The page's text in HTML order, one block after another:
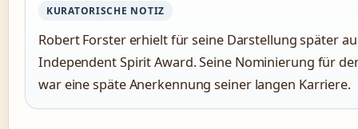
KURATORISCHE NOTIZ
Robert Forster erhielt für seine Darstellung später
Independent Spirit Award. Seine Nominierung für
war eine späte Anerkennung seiner langen Karriere.